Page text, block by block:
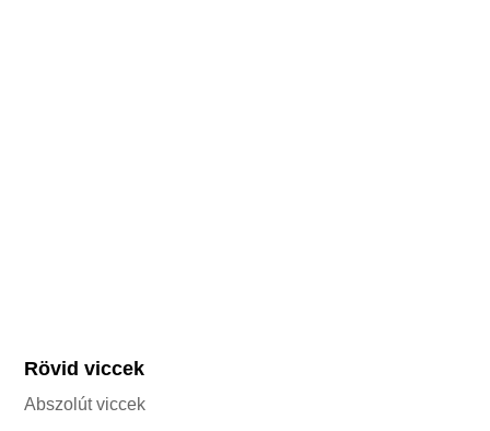
Rövid viccek
Abszolút viccek